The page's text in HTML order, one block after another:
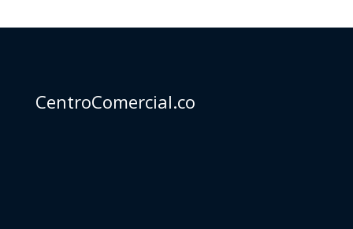
CentroComercial.co